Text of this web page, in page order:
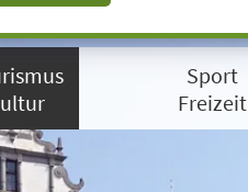
Sport
Freizeit